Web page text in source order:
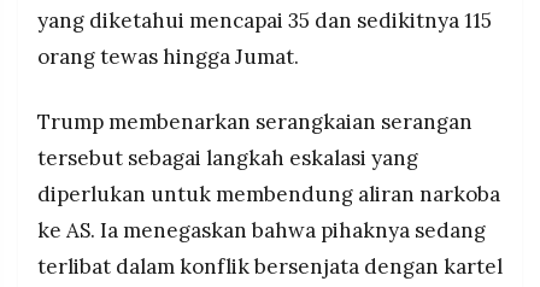
yang diketahui mencapai 35 dan sedikitnya 115
orang tewas hingga Jumat.
Trump membenarkan serangkaian serangan
tersebut sebagai langkah eskalasi yang
diperlukan untuk membendung aliran narkoba
ke AS. Ia menegaskan bahwa pihaknya sedang
terlibat dalam konflik bersenjata dengan kartel